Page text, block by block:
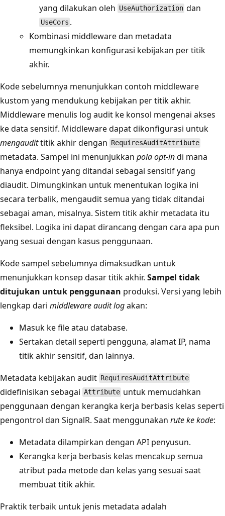
yang dilakukan oleh UseAuthorization dan
UseCors .
Kombinasi middleware dan metadata
memungkinkan konfigurasi kebijakan per titik
akhir.
Kode sebelumnya menunjukkan contoh middleware
kustom yang mendukung kebijakan per titik akhir.
Middleware menulis log audit ke konsol mengenai akses
ke data sensitif. Middleware dapat dikonfigurasi untuk
mengaudittitik akhir dengan RequiresAuditAttribute
metadata. Sampel ini menunjukkan pola opt-indi mana
hanya endpoint yang ditandai sebagai sensitif yang
diaudit. Dimungkinkan untuk menentukan logika ini
secara terbalik, mengaudit semua yang tidak ditandai
sebagai aman, misalnya. Sistem titik akhir metadata itu
fleksibel. Logika ini dapat dirancang dengan cara apa pun
yang sesuai dengan kasus penggunaan.
Kode sampel sebelumnya dimaksudkan untuk
menunjukkan konsep dasar titik akhir. Sampel tidak
ditujukan untuk penggunaan produksi. Versi yang lebih
lengkap dari middleware audit logakan:
Masuk ke file atau database.
Sertakan detail seperti pengguna, alamat IP, nama
titik akhir sensitif, dan lainnya.
Metadata kebijakan audit RequiresAuditAttribute
didefinisikan sebagai Attribute untuk memudahkan
penggunaan dengan kerangka kerja berbasis kelas seperti
pengontrol dan SignalR. Saat menggunakan rute ke kode:
Metadata dilampirkan dengan API penyusun.
Kerangka kerja berbasis kelas mencakup semua
atribut pada metode dan kelas yang sesuai saat
membuat titik akhir.
Praktik terbaik untuk jenis metadata adalah